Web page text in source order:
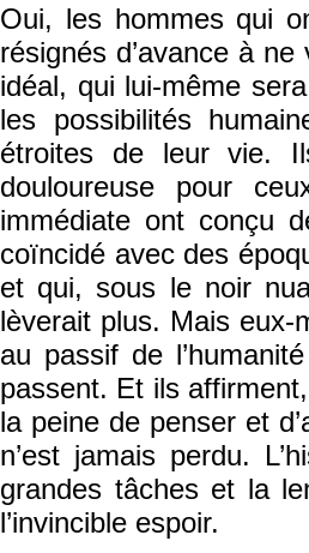
Oui, les hommes qui
résignés d’avance à
idéal, qui lui-même
les possibilités
étroites de leur vie.
douloureuse pour
immédiate ont conçu
coïncidé avec des
et qui, sous le noir
lèverait plus. Mais eux-
au passif de
passent. Et ils
la peine de penser et
n’est jamais perdu.
grandes tâches et la
l’invincible espoir.